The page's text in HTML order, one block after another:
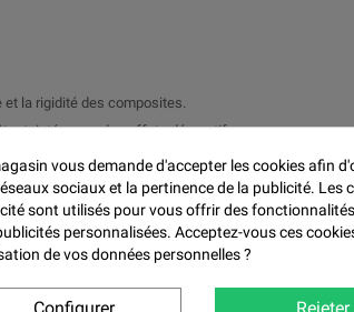
la rigidité des composites.
teintée pour des effets décoratifs.
diminuant ainsi les coûts de production.
polyester, époxy et polyuréthane pour former des
et objets décoratifs.
moulures et éléments structurels.
vous demande d'accepter les cookies afin
sociaux et la pertinence de la publicité. Les
sont utilisés pour vous offrir des
personnalisées. Acceptez-vous ces
de vos données personnelles ?